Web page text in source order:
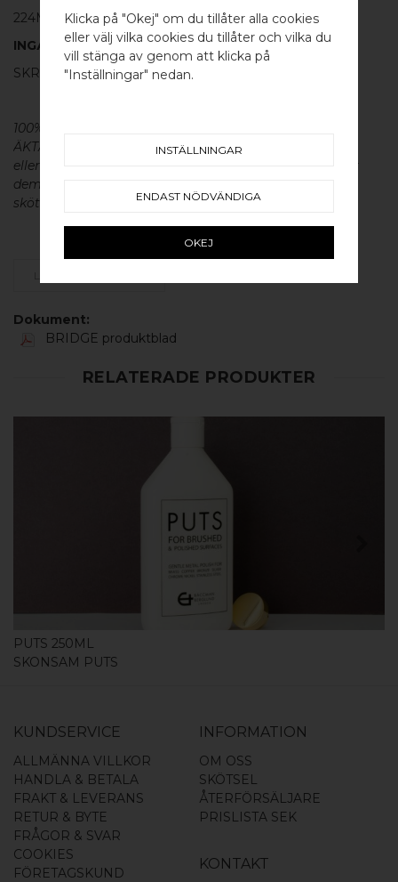
BB SWEDEN HARDWARE
Välj land / Choose country
224MM
INGÅR
SKRUV FÖR LUCKA: M4 X 25MM - 2 ST
100% ÄKTA METALL - Alla våra beslag är tillverkade av
ÄKTA massiv mässing, koppar, rostfritt stål
eller aluminium utan metallisk ytbehandling, vilket ger
dem en väldigt lång livslängd och vacker patina. För
skötsel av våra produkter läs merhär.
Dokument:
BRIDGE produktblad
RELATERADE PRODUKTER
PUTS 250ML
SKONSAM PUTS
KUNDSERVICE
ALLMÄNNA VILLKOR
HANDLA & BETALA
FRAKT & LEVERANS
RETUR & BYTE
FRÅGOR & SVAR
COOKIES
FÖRETAGSKUND
INFORMATION
OM OSS
SKÖTSEL
ÅTERFÖRSÄLJARE
PRISLISTA SEK
KONTAKT
Klicka på "Okej" om du tillåter alla cookies
eller välj vilka cookies du tillåter och vilka du
vill stänga av genom att klicka på
"Inställningar" nedan.
INSTÄLLNINGAR
ENDAST NÖDVÄNDIGA
OKEJ